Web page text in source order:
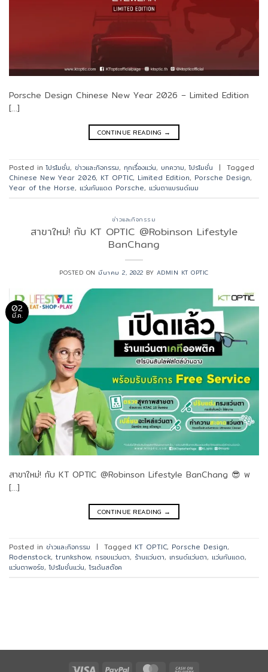
Porsche Design Chinese New Year 2026 – Limited Edition
[…]
CONTINUE READING →
Posted inโปรโมชั่น, ข่าวและกิจกรรม, ทุกเรื่องแว่น, บทความ,โปรโมชั่น |
Tagged
Chinese New Year 2026, KT OPTIC, Limited Edition, Porsche Design,
Year of the Horse, แว่นกันแดด Porsche, แว่นตาแบรนด์เนม
ข่าวและกิจกรรม
สาขาใหม่! กับ KT OPTIC @Robinson Lifestyle
BanChang
POSTED ON มีนาคม 2, 2022 BY ADMIN KT OPTIC
02
มี.ค.
สาขาใหม่! กับ KT OPTIC @Robinson Lifestyle BanChang 😎 พ
[…]
CONTINUE READING →
Posted in ข่าวและกิจกรรม | Tagged KT OPTIC, Porsche Design,
Rodenstock, trunkshow, กรอบแว่นตา, ร้านแว่นตา, เทรนด์แว่นตา, แว่นกันแดด,
แว่นตาพอร์ช,โปรโมชั่นแว่น,โรเด้นสต๊อค
Visa PayPal MasterCard